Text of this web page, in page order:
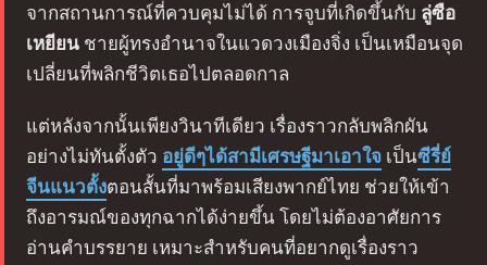
จากสถานการณ์ที่ควบคุมไม่ได้ การจูบที่เกิดขึ้นกับ ลู่ซือ
เหยียน ชายผู้ทรงอำนาจในแวดวงเมืองจิ่ง เป็นเหมือนจุด
เปลี่ยนที่พลิกชีวิตเธอไปตลอดกาล
แต่หลังจากนั้นเพียงวินาทีเดียว เรื่องราวกลับพลิกผัน
อย่างไม่ทันตั้งตัว อยู่ดีๆได้สามีเศรษฐีมาเอาใจ เป็นซีรี่ย์
จีนแนวตั้งตอนสั้นที่มาพร้อมเสียงพากย์ไทย ช่วยให้เข้า
ถึงอารมณ์ของทุกฉากได้ง่ายขึ้น โดยไม่ต้องอาศัยการ
อ่านคำบรรยาย เหมาะสำหรับคนที่อยากดูเรื่องราว